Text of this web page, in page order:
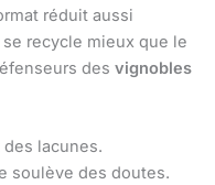
réduit aussi
se recycle mieux que le
des vignobles
lacunes.
soulève des doutes.